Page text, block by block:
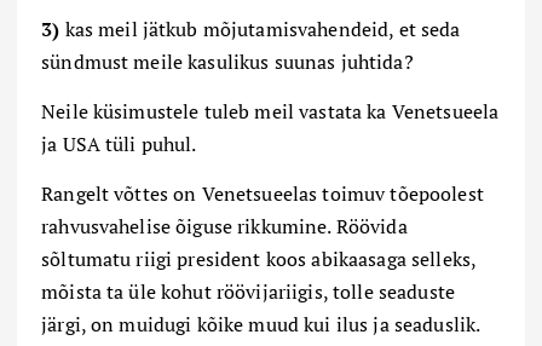
3) kas meil jätkub mõjutamisvahendeid, et seda
sündmust meile kasulikus suunas juhtida?
Neile küsimustele tuleb meil vastata ka Venetsueela
ja USA tüli puhul.
Rangelt võttes on Venetsueelas toimuv tõepoolest
rahvusvahelise õiguse rikkumine. Röövida
sõltumatu riigi president koos abikaasaga selleks,
mõista ta üle kohut röövijariigis, tolle seaduste
järgi, on muidugi kõike muud kui ilus ja seaduslik.